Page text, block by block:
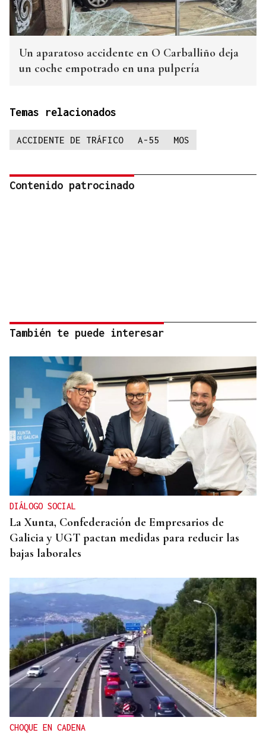
Un aparatoso accidente en O Carballiño deja
un coche empotrado en una pulpería
Temas relacionados
ACCIDENTE DE TRÁFICO A-55 MOS
Contenido patrocinado
También te puede interesar
DIÁLOGO SOCIAL
La Xunta, Confederación de Empresarios de
Galicia y UGT pactan medidas para reducir las
bajas laborales
CHOQUE EN CADENA